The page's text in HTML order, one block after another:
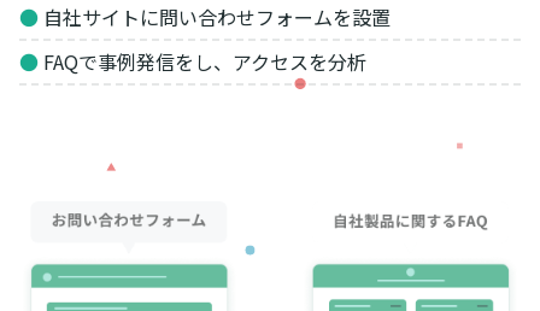
● 自社サイトに問い合わせフォームを設置
● FAQで事例発信をし、アクセスを分析